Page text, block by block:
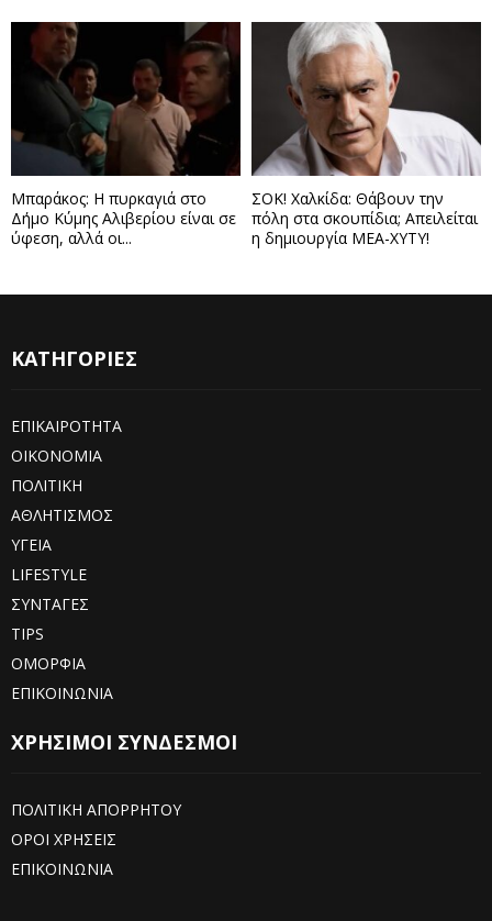
Μπαράκος: Η πυρκαγιά στο
Δήμο Κύμης Αλιβερίου είναι σε
ύφεση, αλλά οι...
ΣΟΚ! Χαλκίδα: Θάβουν την
πόλη στα σκουπίδια; Απειλείται
η δημιουργία ΜΕΑ-ΧΥΤΥ!
ΚΑΤΗΓΟΡΙΕΣ
ΕΠΙΚΑΙΡΟΤΗΤΑ
ΟΙΚΟΝΟΜΙΑ
ΠΟΛΙΤΙΚΗ
ΑΘΛΗΤΙΣΜΟΣ
ΥΓΕΙΑ
LIFESTYLE
ΣΥΝΤΑΓΕΣ
TIPS
ΟΜΟΡΦΙΑ
ΕΠΙΚΟΙΝΩΝΙΑ
ΧΡΗΣΙΜΟΙ ΣΥΝΔΕΣΜΟΙ
ΠΟΛΙΤΙΚΗ ΑΠΟΡΡΗΤΟΥ
ΟΡΟΙ ΧΡΗΣΕΙΣ
ΕΠΙΚΟΙΝΩΝΙΑ